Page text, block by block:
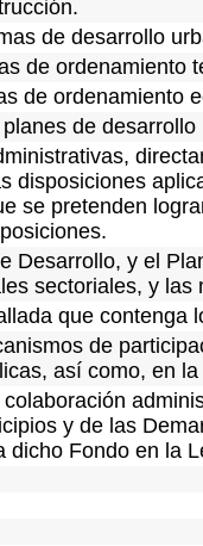
de desarrollo
de ordenamiento
de ordenamiento
de desarrollo
disposiciones
se pretenden
Desarrollo, y el
sectoriales, y
que contenga
de
así como, en
y de las
dicho Fondo en la